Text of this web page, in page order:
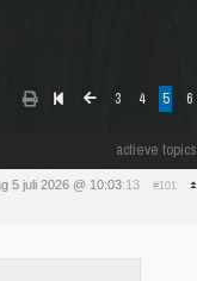
3 4 5 6
actieve topics
5 juli 2026 @ 10:03:13 #101